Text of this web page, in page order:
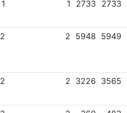
1 1 2733 2733
2 2 5948 5949
2 2 3226 3565